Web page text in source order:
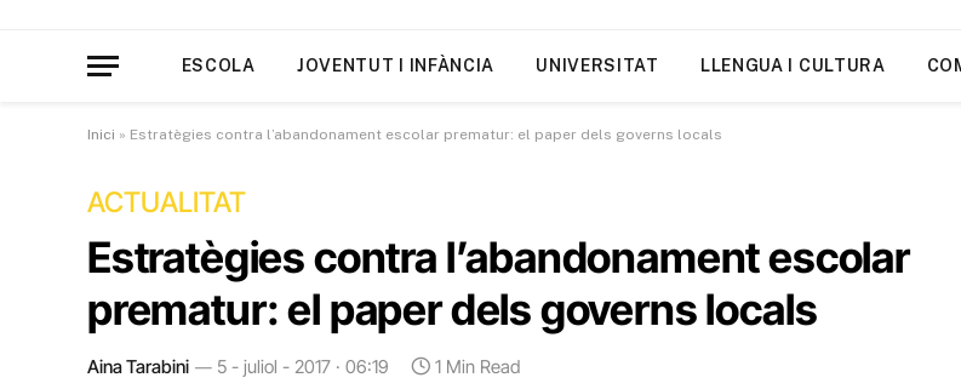
ESCOLA JOVENTUT I INFÀNCIA UNIVERSITAT LLENGUA I CULTURA
Inici » Estratègies contra l’abandonament escolar prematur: el paper dels governs locals
ACTUALITAT
Estratègies contra l’abandonament escolar
prematur: el paper dels governs locals
Aina Tarabini 5 - juliol - 2017 · 06:19 1 Min Read